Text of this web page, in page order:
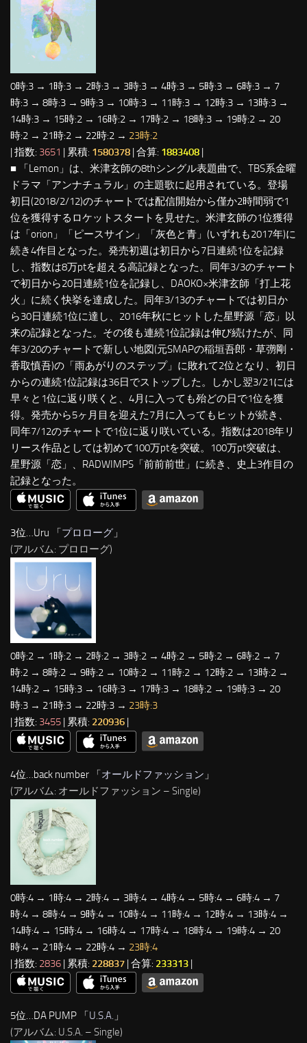
0時:3 → 1時:3 → 2時:3 → 3時:3 → 4時:3 → 5時:3 → 6時:3 → 7
時:3 → 8時:3 → 9時:3 → 10時:3 → 11時:3 → 12時:3 → 13時:3 →
14時:3 → 15時:2 → 16時:2 → 17時:2 → 18時:3 → 19時:2 → 20
時:2 → 21時:2 → 22時:2 → 23時:2
| 指数: 3651 | 累積: 1580378 | 合算: 1883408 |
■ 「Lemon」は、米津玄師の8thシングル表題曲で、TBS系金曜
ドラマ「アンナチュラル」の主題歌に起用されている。登場
初日(2018/2/12)のチャートでは配信開始から僅か2時間弱で1
位を獲得するロケットスタートを見せた。米津玄師の1位獲得
は「orion」「ピースサイン」「灰色と青」(いずれも2017年)に
続き4作目となった。発売初週は初日から7日連続1位を記録
し、指数は8万ptを超える高記録となった。同年3/3のチャート
で初日から20日連続1位を記録し、DAOKO×米津玄師「打上花
火」に続く快挙を達成した。同年3/13のチャートでは初日か
ら30日連続1位に達し、2016年秋にヒットした星野源「恋」以
来の記録となった。その後も連続1位記録は伸び続けたが、同
年3/20のチャートで新しい地図(元SMAPの稲垣吾郎・草彅剛・
香取慎吾)の「雨あがりのステップ」に敗れて2位となり、初日
からの連続1位記録は36日でストップした。しかし翌3/21には
早々と1位に返り咲くと、4月に入っても殆どの日で1位を獲
得。発売から5ヶ月目を迎えた7月に入ってもヒットが続き、
同年7/12のチャートで1位に返り咲いている。指数は2018年リ
リース作品としては初めて100万ptを突破。100万pt突破は、
星野源「恋」、RADWIMPS「前前前世」に続き、史上3作目の
記録となった。
3位…Uru 「 プロローグ 」
(アルバム: プロローグ)
0時:2 → 1時:2 → 2時:2 → 3時:2 → 4時:2 → 5時:2 → 6時:2 → 7
時:2 → 8時:2 → 9時:2 → 10時:2 → 11時:2 → 12時:2 → 13時:2 →
14時:2 → 15時:3 → 16時:3 → 17時:3 → 18時:2 → 19時:3 → 20
時:3 → 21時:3 → 22時:3 → 23時:3
| 指数: 3455 | 累積: 220936
4位…back number 「オールドファッション 」
(アルバム: オールドファッション – Single)
0時:4 → 1時:4 → 2時:4 → 3時:4 → 4時:4 → 5時:4 → 6時:4 → 7
時:4 → 8時:4 → 9時:4 → 10時:4 → 11時:4 → 12時:4 → 13時:4 →
14時:4 → 15時:4 → 16時:4 → 17時:4 → 18時:4 → 19時:4 → 20
時:4 → 21時:4 → 22時:4 → 23時:4
| 指数: 2836 | 累積: 228837 | 合算: 233313 |
5位…DA PUMP 「U.S.A. 」
(アルバム: U.S.A. – Single)